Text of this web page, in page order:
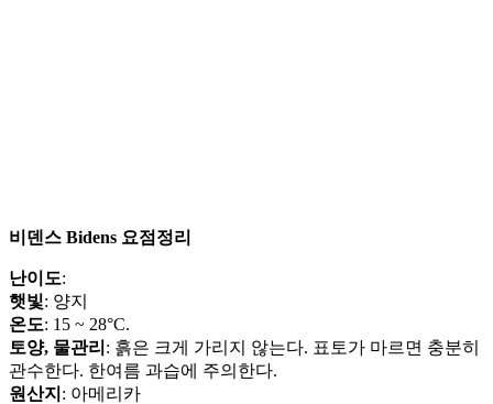
비덴스 Bidens 요점정리
난이도:
햇빛: 양지
온도: 15 ~ 28°C.
토양, 물관리 : 흙은 크게 가리지 않는다. 표토가 마르면 충분히
관수한다. 한여름 과습에 주의한다.
원산지 : 아메리카